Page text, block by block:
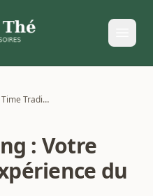
Tea Time Trading : Votre invitation à l'expérience du thé ultime
: Votre
du